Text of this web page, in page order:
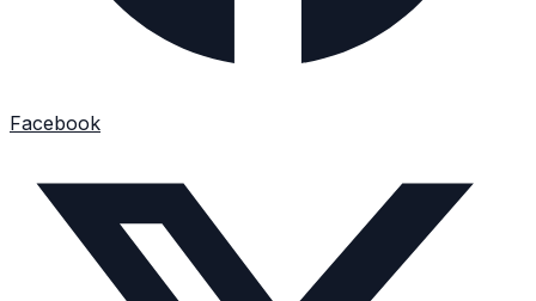
Facebook